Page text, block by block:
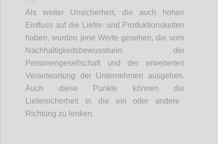
Als weiter Unsicherheit, d ie auch hohen
Einfluss auf die Liefer- und Produktionsketten
haben,wurden jeneWerte gesehen, die vom
Nachhaltigkeitsbewusstsein der
Personengesellschaft und der erweiterten
Verantwortung der Unternehmen ausgehen.
Auch diese Punkte können die
Liefersicherheit in die ein oder andere
Richtung zu lenken.